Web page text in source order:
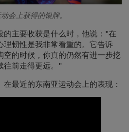
会上获得的银牌。
的主要收获是什么时，他说："在
理韧性是我非常看重的。它告诉
空的时候，你真的仍然有进一步挖
往前走得更远。"
最近的东南亚运动会上的表现：